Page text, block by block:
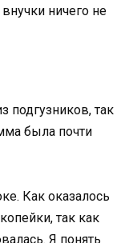
ничего не
подгузников, так
была почти
Как оказалось
так как
Я понять